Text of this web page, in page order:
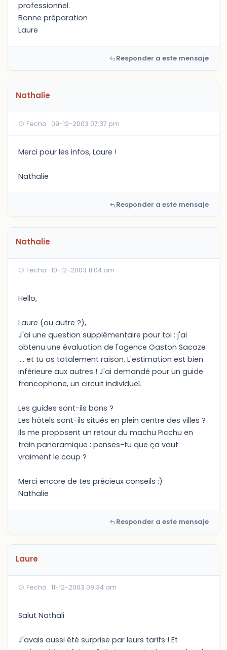
professionnel.
Bonne préparation
Laure
Responder a este mensaje
Nathalie
Fecha : 09-12-2003 07:37 pm
Merci pour les infos, Laure !
Nathalie
Responder a este mensaje
Nathalie
Fecha : 10-12-2003 11:04 am
Hello,
Laure (ou autre ?),
J'ai une question supplémentaire pour toi : j'ai
obtenu une évaluation de l'agence Gaston Sacaze
.... et tu as totalement raison. L'estimation est bien
inférieure aux autres ! J'ai demandé pour un guide
francophone, un circuit individuel.
Les guides sont-ils bons ?
Les hôtels sont-ils situés en plein centre des villes ?
Ils me proposent un retour du machu Picchu en
train panoramique : penses-tu que ça vaut
vraiment le coup ?
Merci encore de tes précieux conseils :)
Nathalie
Responder a este mensaje
Laure
Fecha : 11-12-2003 09:34 am
Salut Nathali
J'avais aussi été surprise par leurs tarifs ! Et